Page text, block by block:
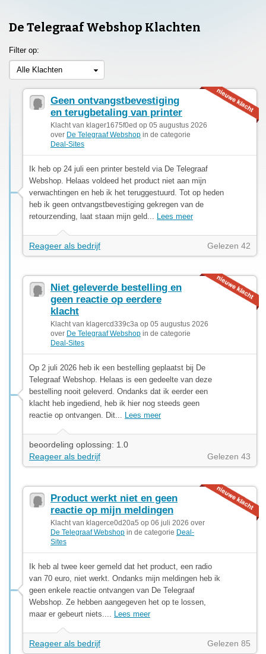
De Telegraaf Webshop Klachten
Filter op:
Alle Klachten
Geen ontvangstbevestiging
en terugbetaling van printer
Klacht van klager1675f0ed op 05 augustus 2026
over De Telegraaf Webshop in de categorie
Deal-Sites
Ik heb op 24 juli een printer besteld via De Telegraaf
Webshop. Helaas voldeed het product niet aan mijn
verwachtingen en heb ik het teruggestuurd. Tot op heden
heb ik geen ontvangstbevestiging gekregen van de
retourzending, laat staan mijn geld... Lees meer
Reageer als bedrijf Gelezen 42
Niet geleverde bestelling en
geen reactie op eerdere
klacht
Klacht van klagercd339c3a op 05 augustus 2026
over De Telegraaf Webshop in de categorie
Deal-Sites
Op 2 juli 2026 heb ik een bestelling geplaatst bij De
Telegraaf Webshop. Helaas is een gedeelte van deze
bestelling nooit geleverd. Ondanks dat ik eerder een
klacht heb ingediend, heb ik hier nog steeds geen
reactie op ontvangen. Dit... Lees meer
beoordeling oplossing: 1.0
Reageer als bedrijf
Gelezen 43
Product werkt niet en geen
reactie op mijn meldingen
Klacht van klagerce0d20a5 op 06 juli 2026 over
De Telegraaf Webshop in de categorie Deal-
Sites
Ik heb al twee keer gemeld dat het product, een radio
van 70 euro, niet werkt. Ondanks mijn meldingen heb ik
geen enkele reactie ontvangen van De Telegraaf
Webshop. Ze hebben aangegeven het op te lossen,
maar er gebeurt niets.... Lees meer
Reageer als bedrijf Gelezen 85